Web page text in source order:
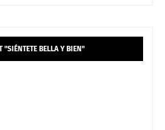
"SIÉNTETE BELLA Y BIEN"